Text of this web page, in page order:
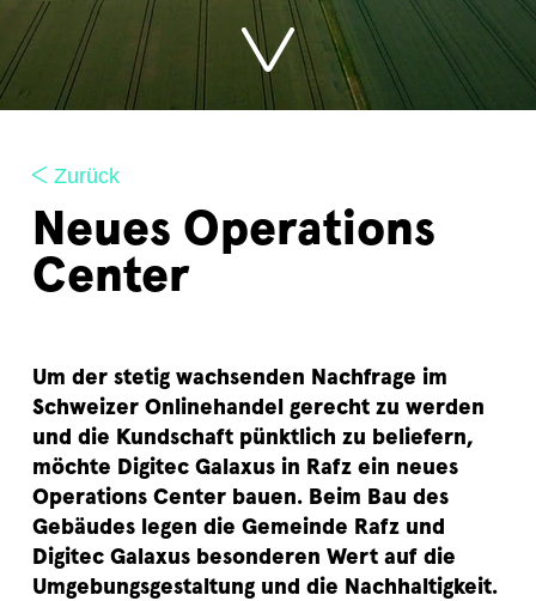
Zurück
Neues Operations
Center
Um der stetig wachsenden Nachfrage im
Schweizer Onlinehandel gerecht zu werden
und die Kundschaft pünktlich zu beliefern,
möchte Digitec Galaxus in Rafz ein neues
Operations Center bauen. Beim Bau des
Gebäudes legen die Gemeinde Rafz und
Digitec Galaxus besonderen Wert auf die
Umgebungsgestaltung und die Nachhaltigkeit.